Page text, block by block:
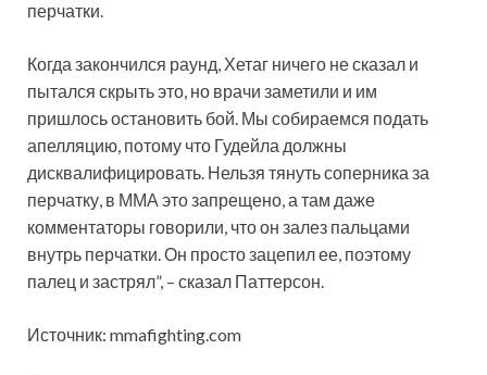
перчатки.
Когда закончился раунд, Хетаг ничего не сказал и
пытался скрыть это, но врачи заметили и им
пришлось остановить бой. Мы собираемся подать
апелляцию, потому что Гудейла должны
дисквалифицировать. Нельзя тянуть соперника за
перчатку, в ММА это запрещено, а там даже
комментаторы говорили, что он залез пальцами
внутрь перчатки. Он просто зацепил ее, поэтому
палец и застрял”, – сказал Паттерсон.
Источник: mmafighting.com